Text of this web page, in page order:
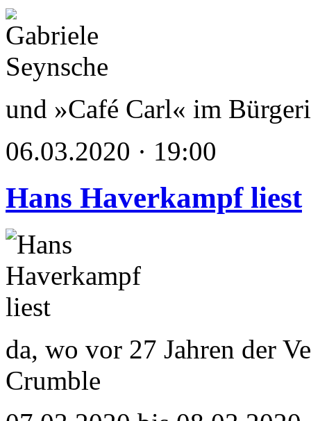
und »Café Carl« im
06.03.2020 · 19:00
Hans Haverkampf liest
da, wo vor 27 Jahren der
Crumble